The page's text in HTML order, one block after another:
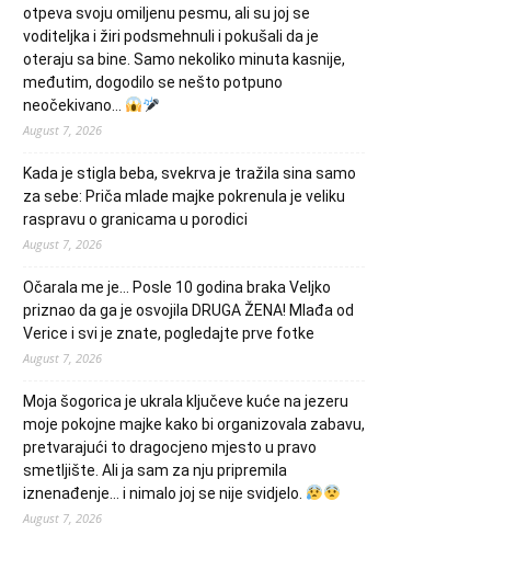
otpeva svoju omiljenu pesmu, ali su joj se
voditeljka i žiri podsmehnuli i pokušali da je
oteraju sa bine. Samo nekoliko minuta kasnije,
međutim, dogodilo se nešto potpuno
neočekivano…
August 7, 2026
Kada je stigla beba, svekrva je tražila sina samo
za sebe: Priča mlade majke pokrenula je veliku
raspravu o granicama u porodici
August 7, 2026
Očarala me je… Posle 10 godina braka Veljko
priznao da ga je osvojila DRUGA ŽENA! Mlađa od
Verice i svi je znate, pogledajte prve fotke
August 7, 2026
Moja šogorica je ukrala ključeve kuće na jezeru
moje pokojne majke kako bi organizovala zabavu,
pretvarajući to dragocjeno mjesto u pravo
smetljište. Ali ja sam za nju pripremila
iznenađenje… i nimalo joj se nije svidjelo.
August 7, 2026